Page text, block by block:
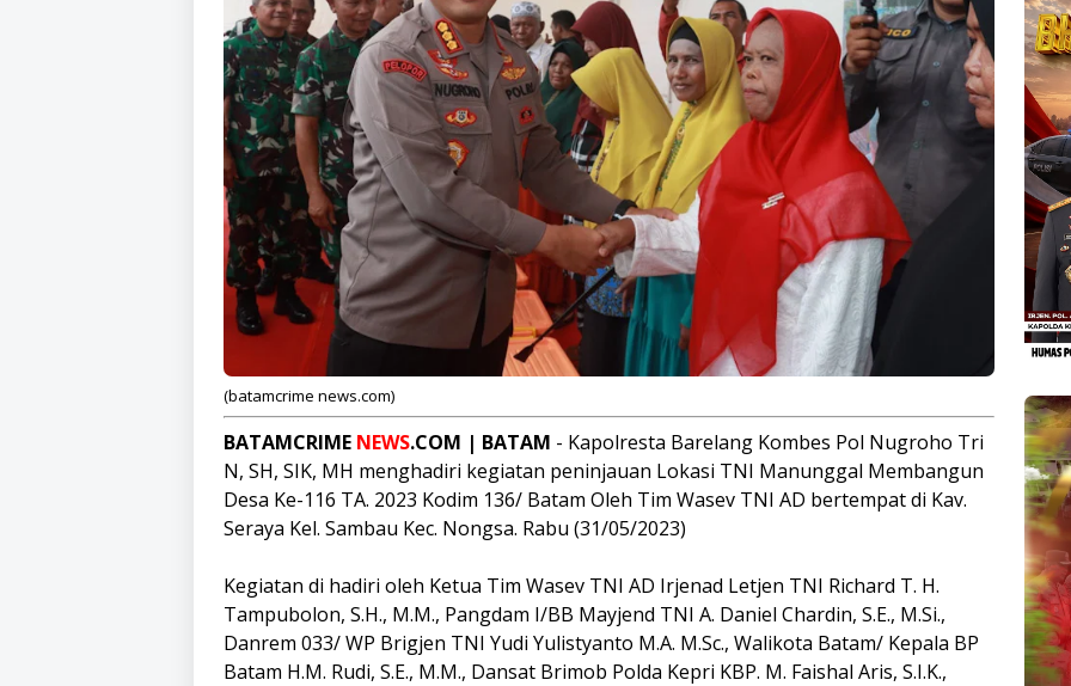
(batamcrime news.com)
BATAMCRIME NEWS.COM | BATAM - Kapolresta Barelang Kombes Pol Nugroho Tri
N, SH, SIK, MH menghadiri kegiatan peninjauan Lokasi TNI Manunggal Membangun
Desa Ke-116 TA. 2023 Kodim 136/ Batam Oleh Tim Wasev TNI AD bertempat di Kav.
Seraya Kel. Sambau Kec. Nongsa. Rabu (31/05/2023)
Kegiatan di hadiri oleh Ketua Tim Wasev TNI AD Irjenad Letjen TNI Richard T. H.
Tampubolon, S.H., M.M., Pangdam I/BB Mayjend TNI A. Daniel Chardin, S.E., M.Si.,
Danrem 033/ WP Brigjen TNI Yudi Yulistyanto M.A. M.Sc., Walikota Batam/ Kepala BP
Batam H.M. Rudi, S.E., M.M., Dansat Brimob Polda Kepri KBP. M. Faishal Aris, S.I.K.,